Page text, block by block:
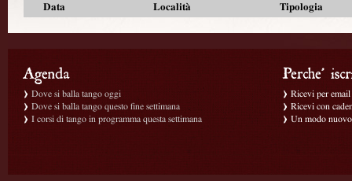
Data Località Tipologia
Dove si balla tango oggi
Dove si balla tango questo fine settimana
I corsi di tango in programma questa settimana
Ricevi per
Ricevi con
Un modo